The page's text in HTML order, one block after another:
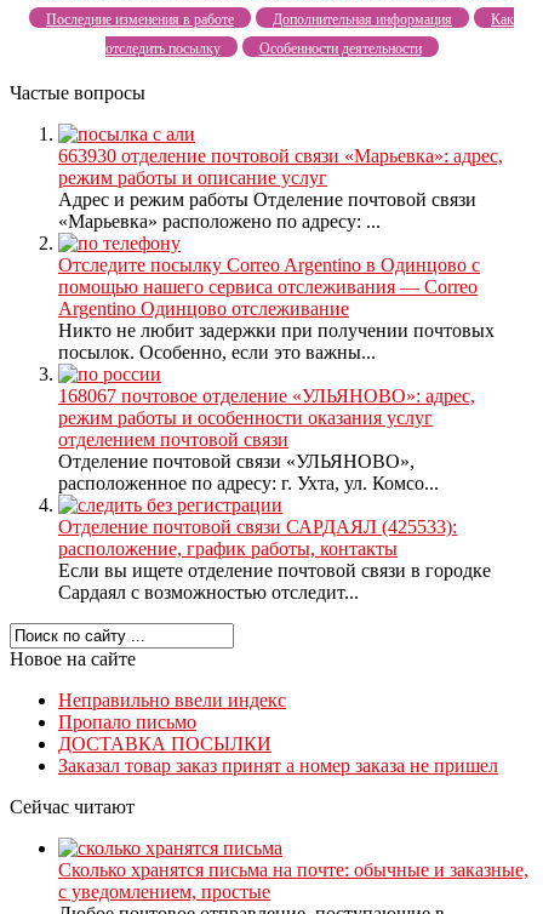
Последние изменения в работе
Дополнительная информация
Как
отследить посылку
Особенности деятельности
Частые вопросы
663930 отделение почтовой связи «Марьевка»: адрес,
режим работы и описание услуг
Адрес и режим работы Отделение почтовой связи
«Марьевка» расположено по адресу: ...
Отследите посылку Correo Argentino в Одинцово с
помощью нашего сервиса отслеживания — Correo
Argentino Одинцово отслеживание
Никто не любит задержки при получении почтовых
посылок. Особенно, если это важны...
168067 почтовое отделение «УЛЬЯНОВО»: адрес,
режим работы и особенности оказания услуг
отделением почтовой связи
Отделение почтовой связи «УЛЬЯНОВО»,
расположенное по адресу: г. Ухта, ул. Комсо...
Отделение почтовой связи САРДАЯЛ (425533):
расположение, график работы, контакты
Если вы ищете отделение почтовой связи в городке
Сардаял с возможностью отследит...
Новое на сайте
Неправильно ввели индекс
Пропало письмо
ДОСТАВКА ПОСЫЛКИ
Заказал товар заказ принят а номер заказа не пришел
Сейчас читают
Сколько хранятся письма на почте: обычные и заказные,
с уведомлением, простые